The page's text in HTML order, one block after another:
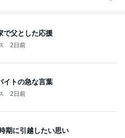
で父とした応援
2日前
イトの急な言葉
2日前
期に引越したい思い